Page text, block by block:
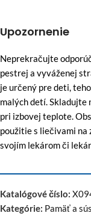
Upozornenie
Neprekračujte
pestrej a vyváženej
je určený pre deti,
malých detí. Skladujte
pri izbovej teplote.
použitie s liečivami
svojím lekárom či
Katalógové číslo:
Kategórie: Pamäť a